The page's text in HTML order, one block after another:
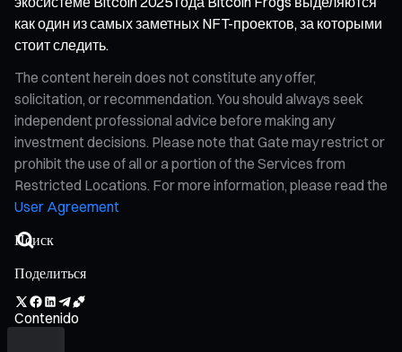
как один из самых заметных NFT-проектов, за которыми
стоит следить.
The content herein does not constitute any offer,
solicitation, or recommendation. You should always seek
independent professional advice before making any
investment decisions. Please note that Gate may restrict or
prohibit the use of all or a portion of the Services from
Restricted Locations. For more information, please read the
User Agreement
Поделиться
Contenido